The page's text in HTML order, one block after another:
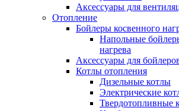
Аксессуары для
Отопление
Бойлеры косвенного
Напольные
нагрева
Аксессуары для
Котлы отопления
Дизельные котлы
Электрические
Твердотопливные